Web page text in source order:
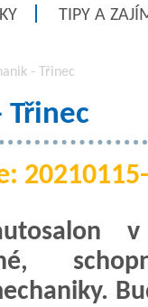
TIPY A
- Třinec